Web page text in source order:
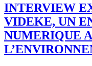
INTERVIEW
VIDEKE, UN
NUMERIQUE